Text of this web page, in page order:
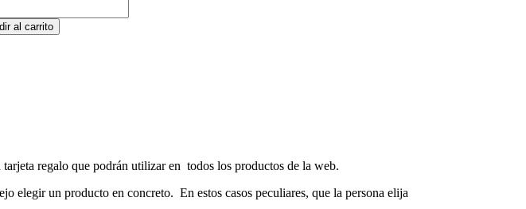
al carrito
regalo que podrán utilizar en todos los productos de la web.
elegir un producto en concreto. En estos casos peculiares, que la persona elija